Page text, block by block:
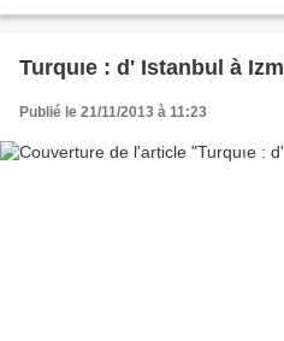
Turquıe : d' Istanbul à
Publié le 21/11/2013 à 11:23